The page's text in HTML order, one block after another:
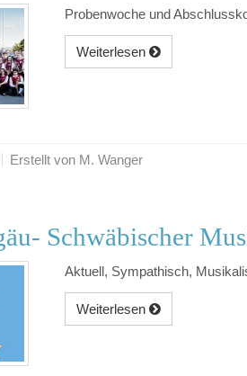
Probenwoche und
Weiterlesen
Erstellt von M. Wanger
Schwäbischer
Aktuell, Sympathisch,
Weiterlesen